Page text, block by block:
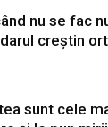
nu se fac
creștin
sunt cele